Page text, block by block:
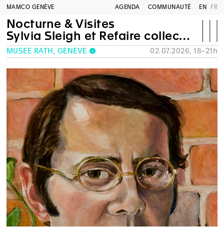
MAMCO GENÈVE AGENDA COMMUNAUTÉ EN FR
Nocturne & Visites
Sylvia Sleigh et Refaire collection
MUSÉE RATH, GENÈVE 02.07.2026, 18–21h